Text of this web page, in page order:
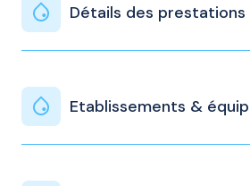
Détails des prestations
Etablissements &